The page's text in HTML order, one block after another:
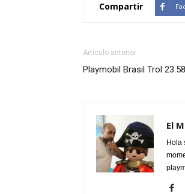
Compartir
Artículo anterior
Playmobil Brasil Trol
El
Hola